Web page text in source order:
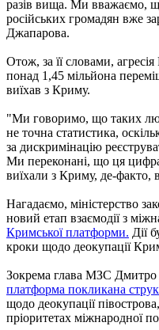
разів вища. Ми вважаємо,
російських громадян вже
Джапарова.
Отож, за її словами,
понад 1,45 мільйона
виїхав з Криму.
"Ми говоримо, що таких
не точна статистика,
за дискримінацію
Ми переконані, що ця
виїхали з Криму, де-
Нагадаємо, міністерство
новий етап взаємодії з
Кримської платформи. Дії
кроки щодо деокупації
Зокрема глава МЗС Дмитро
платформа покликана
щодо деокупації
пріоритетах міжнародної